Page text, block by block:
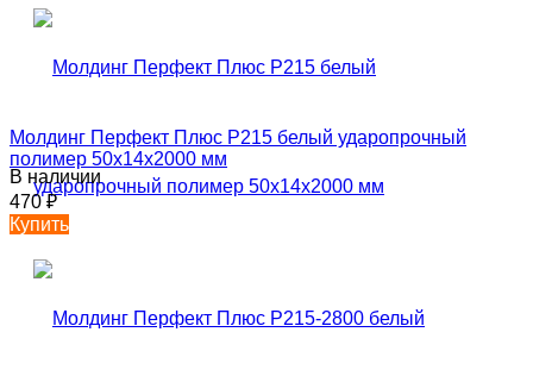
Молдинг Перфект Плюс P215 белый ударопрочный
полимер 50х14х2000 мм
В наличии
470₽
Купить